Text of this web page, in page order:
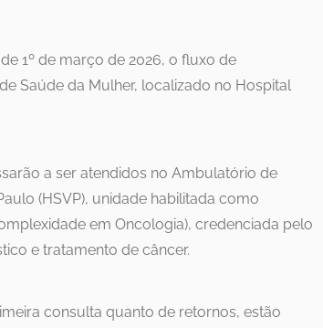
1º de março de 2026, o fluxo de
Saúde da Mulher, localizado no Hospital
a ser atendidos no Ambulatório de
(HSVP), unidade habilitada como
em Oncologia), credenciada pelo
e tratamento de câncer.
consulta quanto de retornos, estão